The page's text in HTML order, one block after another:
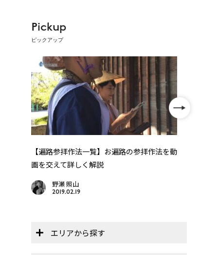
Pickup
ピックアップ
【遍路参拝作法一覧】お遍路の参拝作法を動
画を交えて詳しく解説
野瀬 照山
2019.02.19
エリアから探す